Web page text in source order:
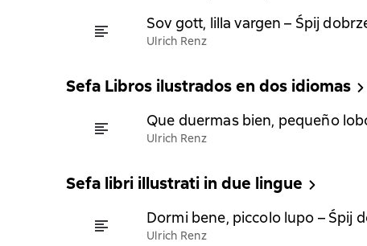
Sov gott, lilla vargen – Śpij
Ulrich Renz
Sefa Libros ilustrados en dos idiomas
Que duermas bien, pequeño
Ulrich Renz
Sefa libri illustrati in due lingue
Dormi bene, piccolo lupo – Śpij
Ulrich Renz